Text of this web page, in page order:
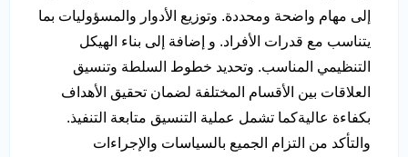
إلى مهام واضحة ومحددة. وتوزيع الأدوار والمسؤوليات بما
يتناسب مع قدرات الأفراد. و إضافة إلى بناء الهيكل
التنظيمي المناسب. وتحديد خطوط السلطة وتنسيق
العلاقات بين الأقسام المختلفة لضمان تحقيق الأهداف
بكفاءة عاليةكما تشمل عملية التنسيق متابعة التنفيذ.
والتأكد من التزام الجميع بالسياسات والإجراءات